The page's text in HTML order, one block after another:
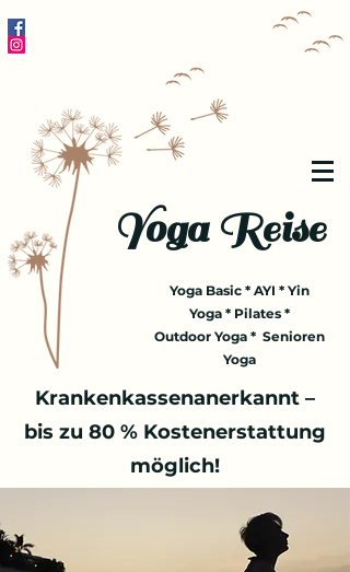
Yoga Reise
Yoga Basic * AYI * Yin
Yoga * Pilates *
Outdoor Yoga * Senioren
Yoga
Krankenkassenanerkannt –
bis zu 80 % Kostenerstattung
möglich!